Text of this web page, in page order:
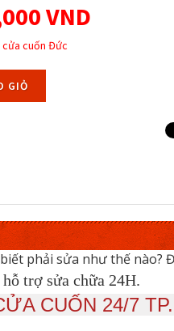
VND
cửa cuốn Đức
GIỎ
phải sửa như thế nào?
trợ sửa chữa 24H.
CUỐN 24/7